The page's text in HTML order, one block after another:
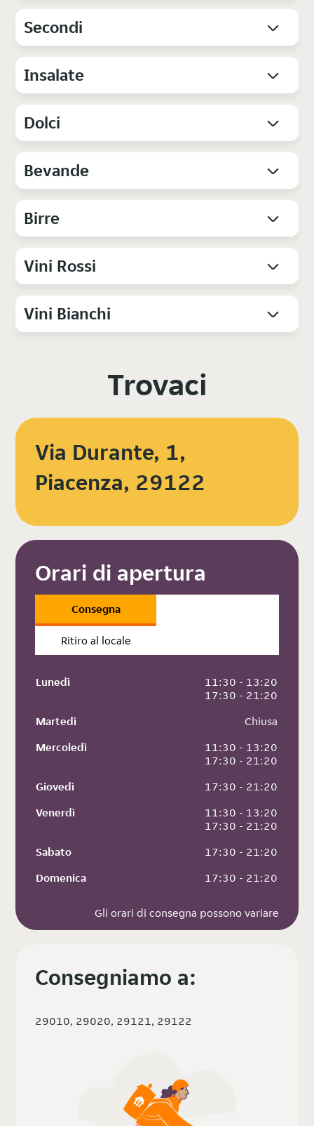
Secondi
Insalate
Dolci
Bevande
Birre
Vini Rossi
Vini Bianchi
Trovaci
Via Durante, 1,
Piacenza, 29122
Orari di apertura
Consegna
Ritiro al locale
Lunedì
11:30 - 13:20
17:30 - 21:20
Martedì
Chiusa
Mercoledì
11:30 - 13:20
17:30 - 21:20
Giovedì
17:30 - 21:20
Venerdì
11:30 - 13:20
17:30 - 21:20
Sabato
17:30 - 21:20
Domenica
17:30 - 21:20
Gli orari di consegna possono variare
Consegniamo a:
29010, 29020, 29121, 29122